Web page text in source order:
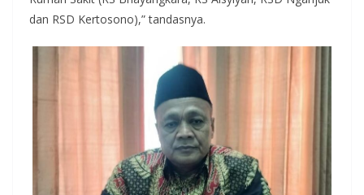
dan RSD Kertosono),” tandasnya.